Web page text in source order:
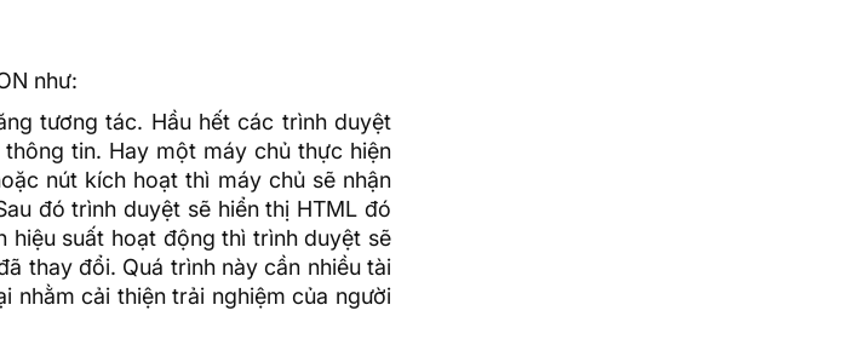
như:
tương tác. Hầu hết các trình duyệt
tin. Hay một máy chủ thực hiện
nút kích hoạt thì máy chủ sẽ nhận
đó trình duyệt sẽ hiển thị HTML đó
hiệu suất hoạt động thì trình duyệt sẽ
thay đổi. Quá trình này cần nhiều tài
nhằm cải thiện trải nghiệm của người